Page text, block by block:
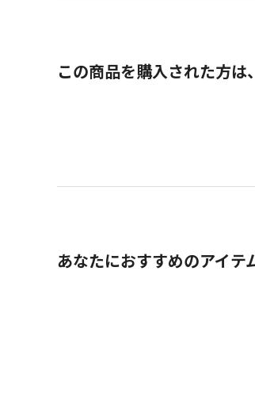
この商品を購入された方は
あなたにおすすめのアイテ